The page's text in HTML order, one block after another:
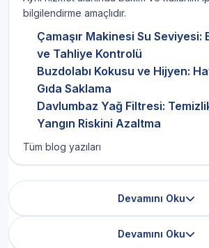
bilgilendirme amaçlıdır.
Çamaşır Makinesi Su Seviyesi:
ve Tahliye Kontrolü
Buzdolabı Kokusu ve Hijyen:
Gıda Saklama
Davlumbaz Yağ Filtresi:
Yangın Riskini Azaltma
Tüm blog yazıları
Devamını Oku
Devamını Oku